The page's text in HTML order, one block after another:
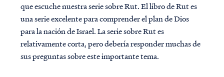
que escuche nuestra serie sobre Rut. El libro de Rut es
una serie excelente para comprender el plan de Dios
para la nación de Israel. La serie sobre Rut es
relativamente corta, pero debería responder muchas de
sus preguntas sobre este importante tema.